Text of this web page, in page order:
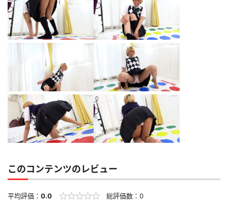
このコンテンツのレビュー
平均評価： 0.0 総評価数： 0